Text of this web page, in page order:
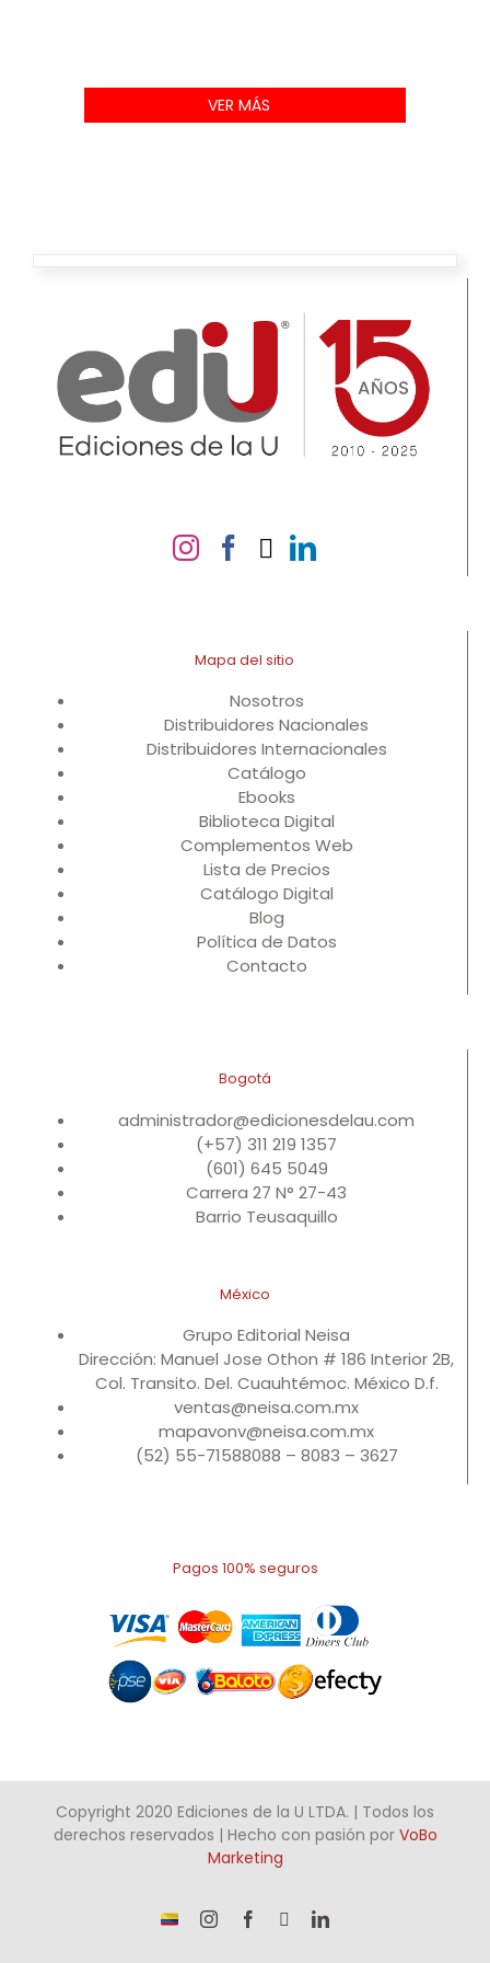
VER MÁS
Mapa del sitio
Nosotros
Distribuidores Nacionales
Distribuidores Internacionales
Catálogo
Ebooks
Biblioteca Digital
Complementos Web
Lista de Precios
Catálogo Digital
Blog
Política de Datos
Contacto
Bogotá
administrador@edicionesdelau.com
(+57) 311 219 1357
(601) 645 5049
Carrera 27 N° 27-43
Barrio Teusaquillo
México
Grupo Editorial Neisa
Dirección: Manuel Jose Othon # 186 Interior 2B,
Col. Transito. Del. Cuauhtémoc. México D.f.
ventas@neisa.com.mx
mapavonv@neisa.com.mx
(52) 55-71588088 – 8083 – 3627
Pagos 100% seguros
Copyright 2020 Ediciones de la U LTDA. | Todos los
derechos reservados | Hecho con pasión por VoBo
Marketing
¡Somos InstagramFacebook LinkedIn